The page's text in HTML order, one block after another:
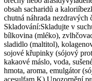
obsah sacharidů a
chutná náhrada
Skladování:Skladujte v
bílkovina (mléko),
sladidlo (maltitol),
sojové křupinky (sójový
kakaové máslo, voda,
hmota, aroma, emulgátor
acesulfam K).Upozornění